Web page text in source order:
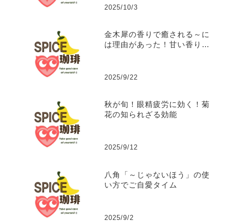
2025/10/3
金木犀の香りで癒される～に
は理由があった！甘い香りに
2025/9/22
秋が旬！眼精疲労に効く！菊
花の知られざる効能
2025/9/12
八角「～じゃないほう」の使
い方でご自愛タイム
2025/9/2